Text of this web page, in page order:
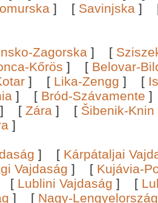
] [ Savinjska ]
Zagorska ] [
Kőrös ] [ Belovar-
] [ Lika-Zengg ] [
] [ Bród-Szávamente
] [ Zára ] [ Šibenik-Knin
]
] [ Kárpátaljai
Vajdaság ] [ Kujávia-
[ Lublini Vajdaság ] [
] [ Nagy-